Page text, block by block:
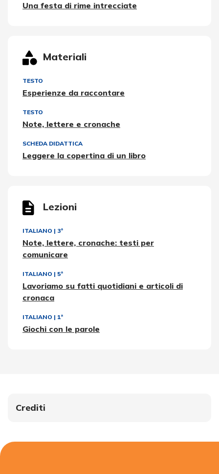
Una festa di rime intrecciate
Materiali
TESTO
Esperienze da raccontare
TESTO
Note, lettere e cronache
SCHEDA DIDATTICA
Leggere la copertina di un libro
Lezioni
ITALIANO | 3ª
Note, lettere, cronache: testi per
comunicare
ITALIANO | 5ª
Lavoriamo su fatti quotidiani e articoli di
cronaca
ITALIANO | 1ª
Giochi con le parole
Crediti